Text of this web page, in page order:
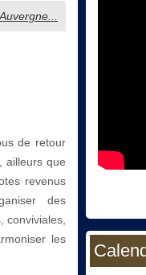
de retour
ailleurs que
revenus
des
conviviales,
les